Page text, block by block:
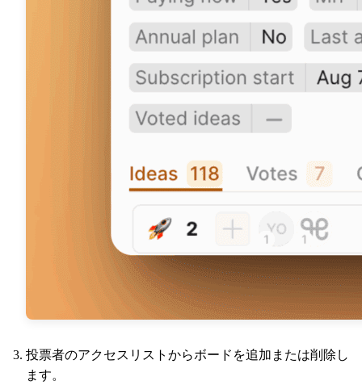
投票者のアクセスリストからボードを追加または削除し
ます。